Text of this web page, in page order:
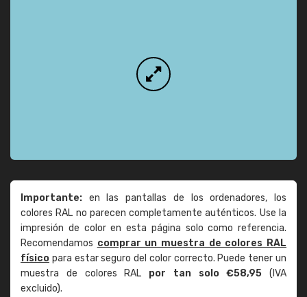
Importante: en las pantallas de los ordenadores, los
colores RAL no parecen completamente auténticos. Use la
impresión de color en esta página solo como referencia.
Recomendamos comprar un muestra de colores RAL
físico para estar seguro del color correcto. Puede tener un
muestra de colores RAL por tan solo €58,95 (IVA
excluido).